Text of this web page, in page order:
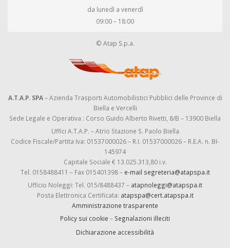
da lunedì a venerdì
09:00 – 18:00
© Atap S.p.a.
A.T.A.P. SPA– Azienda Trasporti Automobilistici Pubblici delle Province di
Biella e Vercelli
Sede Legale e Operativa : Corso Guido Alberto Rivetti, 8/B – 13900 Biella
Uffici A.T.A.P. – Atrio Stazione S. Paolo Biella
Codice Fiscale/Partita Iva: 01537000026 – R.I. 01537000026 – R.E.A. n. BI-
145974
Capitale Sociale € 13.025.313,80 i.v.
Tel. 0158488411 – Fax 015401398 – e-mail segreteria@atapspa.it
Ufficio Noleggi: Tel. 015/8488437 – atapnoleggi@atapspa.it
Posta Elettronica Certificata: atapspa@cert.atapspa.it
Amministrazione trasparente
Policy sui cookie – Segnalazioni illeciti
Dichiarazione accessibilità